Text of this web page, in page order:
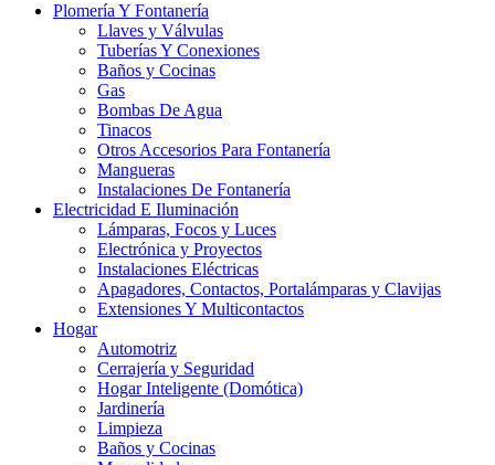
Plomería Y Fontanería
Llaves y Válvulas
Tuberías Y Conexiones
Baños y Cocinas
Gas
Bombas De Agua
Tinacos
Otros Accesorios Para Fontanería
Mangueras
Instalaciones De Fontanería
Electricidad E Iluminación
Lámparas, Focos y Luces
Electrónica y Proyectos
Instalaciones Eléctricas
Apagadores, Contactos, Portalámparas y Clavijas
Extensiones Y Multicontactos
Hogar
Automotriz
Cerrajería y Seguridad
Hogar Inteligente (Domótica)
Jardinería
Limpieza
Baños y Cocinas